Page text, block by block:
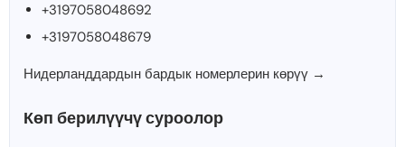
+3197058048692
+3197058048679
Нидерланддардын бардык номерлерин көрүү →
Көп берилүүчү суроолор